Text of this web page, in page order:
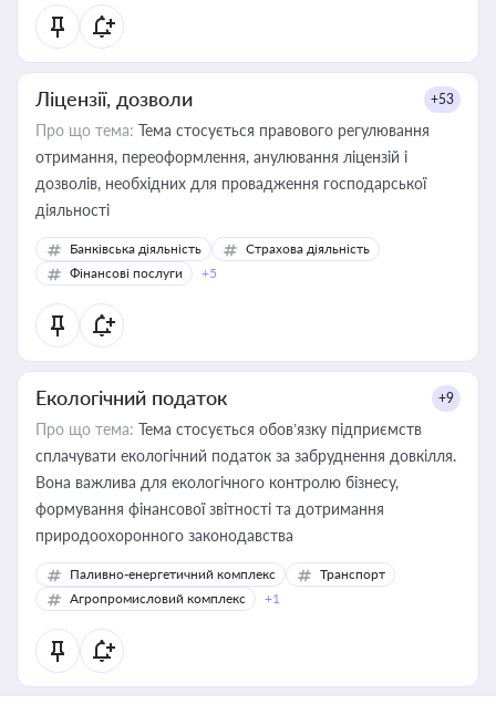
Ліцензії, дозволи +53
Про що тема: Тема стосується правового регулювання
отримання, переоформлення, анулювання ліцензій і
дозволів, необхідних для провадження господарської
діяльності
Банківська діяльність
Страхова діяльність
Фінансові послуги
+5
Екологічний податок +9
Про що тема: Тема стосується обов’язку підприємств
сплачувати екологічний податок за забруднення довкілля.
Вона важлива для екологічного контролю бізнесу,
формування фінансової звітності та дотримання
природоохоронного законодавства
Паливно-енергетичний комплекс
Транспорт
Агропромисловий комплекс
+1